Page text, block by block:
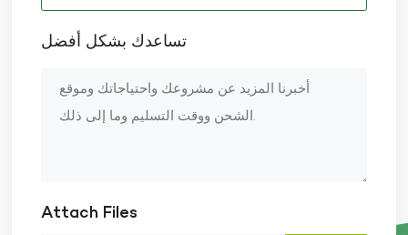
تساعدك بشكل أفضل
Attach Files